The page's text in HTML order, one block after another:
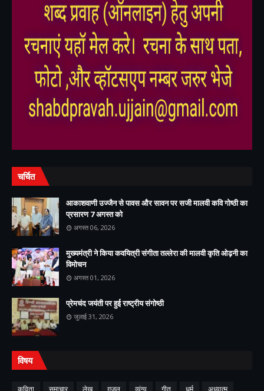
चर्चित
आकाशवाणी उज्जैन से पावस और सावन पर सजी मालवी कवि गोष्ठी का
प्रसारण 7 अगस्त को
अगस्त 06, 2026
मुख्यमंत्री ने किया कवयित्री संगीता तल्लेरा की मालवी कृति ओढ़नी का
विमोचन
अगस्त 01, 2026
प्रेमचंद जयंती पर हुई राष्ट्रीय संगोष्ठी
जुलाई 31, 2026
विषय
कविता समाचार लेख ग़ज़ल व्यंग्य गीत धर्म अध्यात्म